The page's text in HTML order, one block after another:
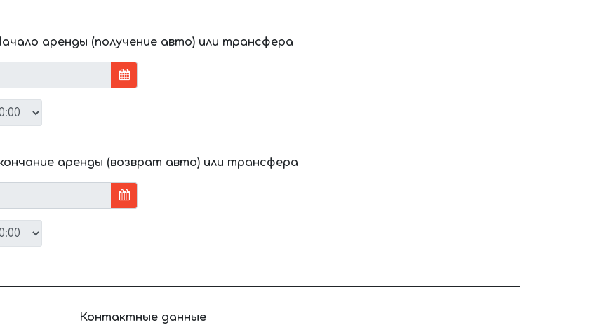
аренды (получение авто) или трансфера
аренды (возврат авто) или трансфера
Контактные данные